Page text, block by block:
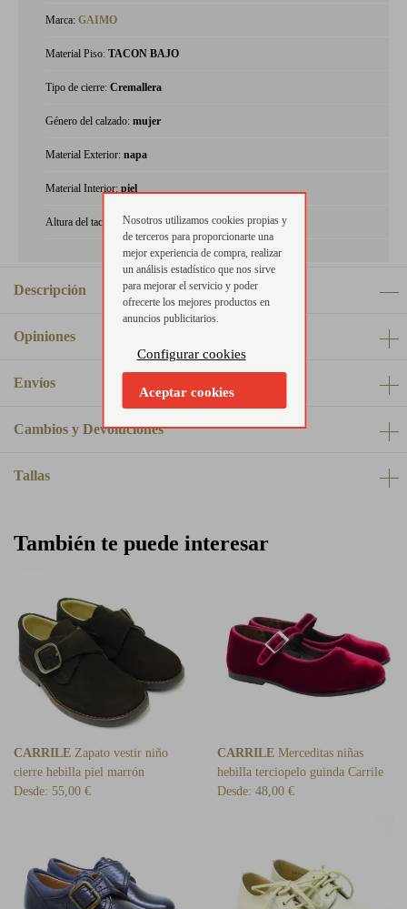
Marca: GAIMO
Material Piso: TACON BAJO
Tipo de cierre: Cremallera
Género del calzado: mujer
Material Exterior: napa
Material Interior: piel
Altura del tacón: hasta 3 cm
Descripción
Opiniones
Envíos
Cambios y Devoluciones
Tallas
También te puede interesar
CARRILE Zapato vestir niño
cierre hebilla piel marrón
Desde: 55,00 €
CARRILE Merceditas niñas
hebilla terciopelo guinda Carrile
Desde: 48,00 €
Nosotros utilizamos cookies propias y
de terceros para proporcionarte una
mejor experiencia de compra, realizar
un análisis estadístico que nos sirve
para mejorar el servicio y poder
ofrecerte los mejores productos en
anuncios publicitarios.
Configurar cookies
Aceptar cookies